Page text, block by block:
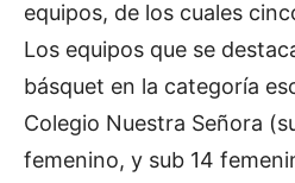
equipos, de los cuales
Los equipos que se
básquet en la categoría
Colegio Nuestra Señora
femenino, y sub 14